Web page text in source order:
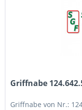
Griffnabe
Griffnabe von Nr.: